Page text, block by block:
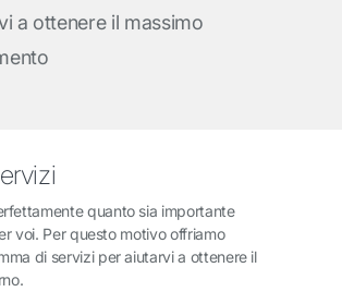
a ottenere il massimo
quanto sia importante
voi. Per questo motivo offriamo
di servizi per aiutarvi a ottenere il